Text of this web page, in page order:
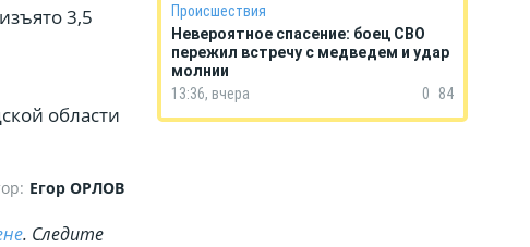
3,5
области
Егор ОРЛОВ
. Cледите
Происшествия
Невероятное спасение: боец СВО
пережил встречу с медведем и удар
молнии
13:36, вчера
0 84